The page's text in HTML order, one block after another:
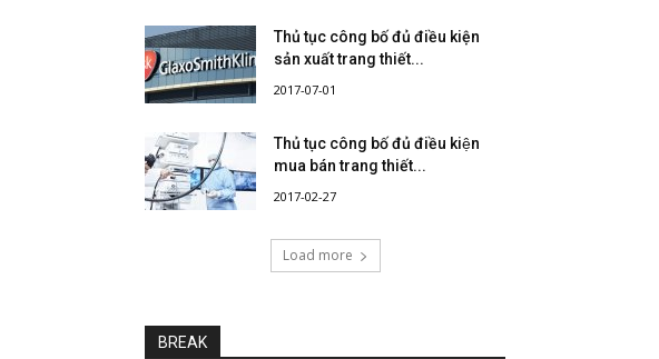
Thủ tục công bố đủ điều kiện
sản xuất trang thiết...
2017-07-01
Thủ tục công bố đủ điều kiện
mua bán trang thiết...
2017-02-27
Load more
BREAK